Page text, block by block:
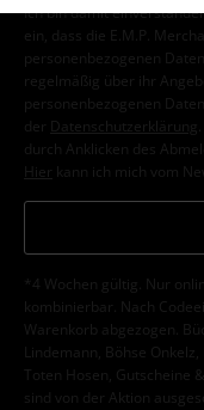
Ich bin damit
ein, dass die E.M.P.
personenbezogenen
regelmäßig über ihr
personenbezogenen
der
Datenschutzerklärung
durch Anklicken des
Hier kann ich mich vom
*4 Wochen gültig. Nur
kombinierbar. Nach
Warenkorb abgezogen.
Lindemann, Böhse
Toten Hosen, Gutscheine
sind von der Aktion